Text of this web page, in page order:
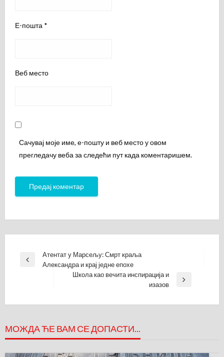
Е-пошта *
Веб место
Сачувај моје име, е-пошту и веб место у овом
прегледачу веба за следећи пут када коментаришем.
Кретање
чланка
Previous
Атентат у Марсељу: Смрт краља
Александра и крај једне епохе
Школа као вечита инспирација и
изазов
МОЖДА ЋЕ ВАМ СЕ ДОПАСТИ...